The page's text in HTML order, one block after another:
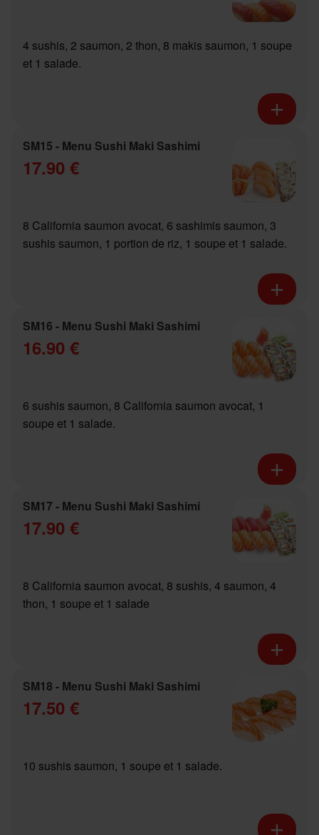
4 sushis, 2 saumon, 2 thon, 8 makis saumon, 1 soupe
et 1 salade.
SM15 - Menu Sushi Maki Sashimi
17.90 €
8 California saumon avocat, 6 sashimis saumon, 3
sushis saumon, 1 portion de riz, 1 soupe et 1 salade.
SM16 - Menu Sushi Maki Sashimi
16.90 €
6 sushis saumon, 8 California saumon avocat, 1
soupe et 1 salade.
SM17 - Menu Sushi Maki Sashimi
17.90 €
8 California saumon avocat, 8 sushis, 4 saumon, 4
thon, 1 soupe et 1 salade
SM18 - Menu Sushi Maki Sashimi
17.50 €
10 sushis saumon, 1 soupe et 1 salade.